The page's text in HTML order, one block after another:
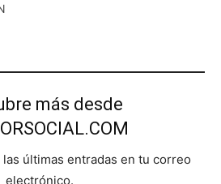
más desde
últimas entradas en tu correo
electrónico.